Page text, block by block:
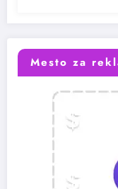
Mesto za